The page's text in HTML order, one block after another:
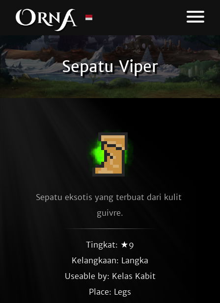
Sepatu Viper
Sepatu eksotis yang terbuat dari kulit
guivre.
Tingkat: ★9
Kelangkaan: Langka
Useable by: Kelas Kabit
Place: Legs